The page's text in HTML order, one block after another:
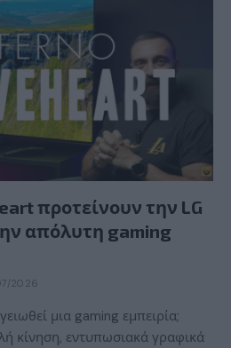
προτείνουν την LG
απόλυτη gaming
2026
μια gaming εμπειρία;
κίνηση, εντυπωσιακά γραφικά